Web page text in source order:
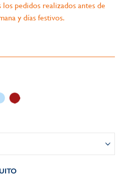
pedidos realizados antes de
y días festivos.